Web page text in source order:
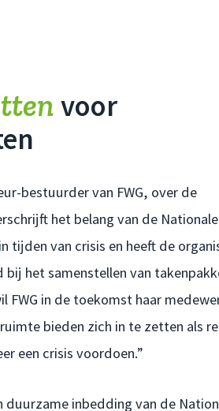
voor
bestuurder van FWG, over de
het belang van de Nationale
tijden van crisis en heeft de
bij het samenstellen van
FWG in de toekomst haar
bieden zich in te zetten als
een crisis voordoen.”
duurzame inbedding van de